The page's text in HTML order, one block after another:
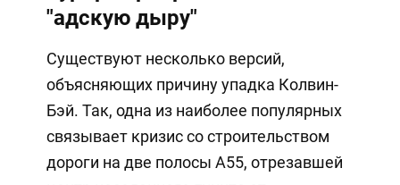
"адскую дыру"
Существуют несколько версий,
объясняющих причину упадка Колвин-
Бэй. Так, одна из наиболее популярных
связывает кризис со строительством
дороги на две полосы А55, отрезавшей